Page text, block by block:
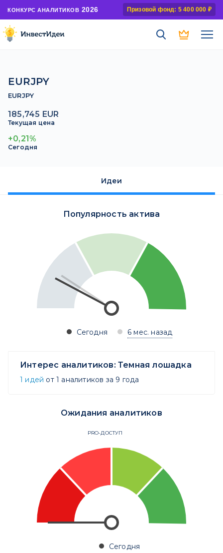
КОНКУРС АНАЛИТИКОВ 2026 Призовой фонд: 5 400 000 ₽
EURJPY
EURJPY
185,745 EUR
Текущая цена
+0,21%
Сегодня
Идеи
Популярность актива
Сегодня 6 мес. назад
Интерес аналитиков: Темная лошадка
1 идей от 1 аналитиков за 9 года
Ожидания аналитиков
PRO-ДОСТУП
Сегодня